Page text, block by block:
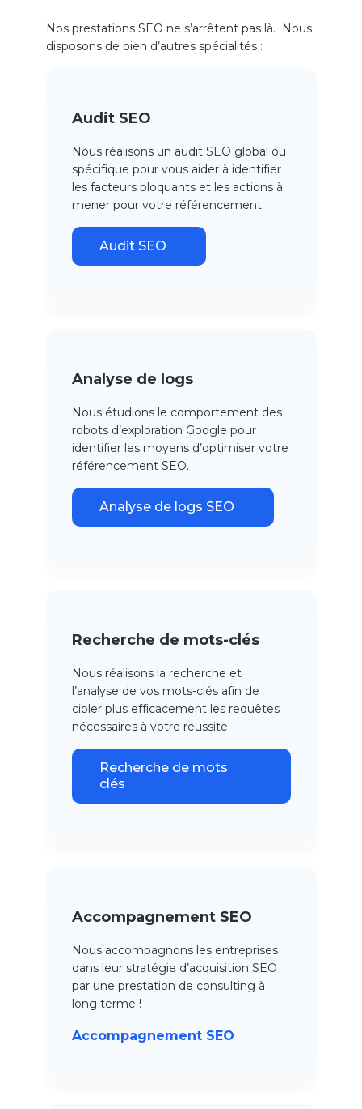
Nos prestations SEO ne s’arrêtent pas là. Nous
disposons de bien d’autres spécialités :
Audit SEO
Nous réalisons un audit SEO global ou
spécifique pour vous aider à identifier
les facteurs bloquants et les actions à
mener pour votre référencement.
Audit SEO
Analyse de logs
Nous étudions le comportement des
robots d’exploration Google pour
identifier les moyens d’optimiser votre
référencement SEO.
Analyse de logs SEO
Recherche de mots-clés
Nous réalisons la recherche et
l’analyse de vos mots-clés afin de
cibler plus efficacement les requêtes
nécessaires à votre réussite.
Recherche de mots
clés
Accompagnement SEO
Nous accompagnons les entreprises
dans leur stratégie d’acquisition SEO
par une prestation de consulting à
long terme !
Accompagnement SEO